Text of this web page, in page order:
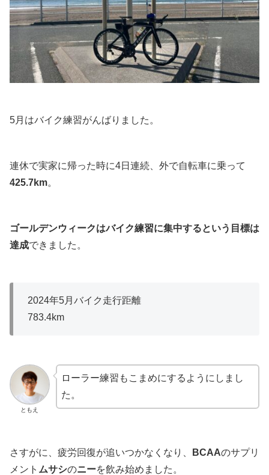
5月はバイク練習がんばりました。
連休で実家に帰った時に4日連続、外で自転車に乗って
425.7km。
ゴールデンウィークはバイク練習に集中するという目標は
達成できました。
2024年5月バイク走行距離
783.4km
ともえ
ローラー練習もこまめにするようにしまし
た。
さすがに、疲労回復が追いつかなくなり、 BCAAのサプリ
メント ムサシのニーを飲み始めました。